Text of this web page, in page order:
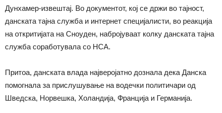
Дунхамер-извештај. Во документот, кој се држи во тајност,
данската тајна служба и интернет специјалисти, во реакција
на откритијата на Сноуден, набројуваат колку данската тајна
служба соработувала со НСА.
Притоа, данската влада најверојатно дознала дека Данска
помогнала за прислушување на водечки политичари од
Шведска, Норвешка, Холандија, Франција и Германија.